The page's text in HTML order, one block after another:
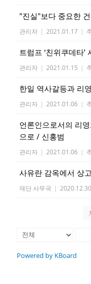
"진실"보다 중요한
관리자 | 2021.01.17 |
트럼프 ‘친위쿠데타
관리자 | 2021.01.15 |
한일 역사갈등과 리
관리자 | 2021.01.06 |
언론인으로서의 리
으로 / 신홍범
관리자 | 2021.01.06 |
사유란 감옥에서 상
재단 사무국 | 2020.12.30
Powered by KBoard